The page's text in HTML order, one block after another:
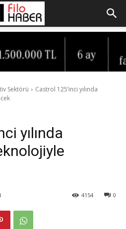
Sektörü
Castrol 125’inci yılında
yılında
0
4154